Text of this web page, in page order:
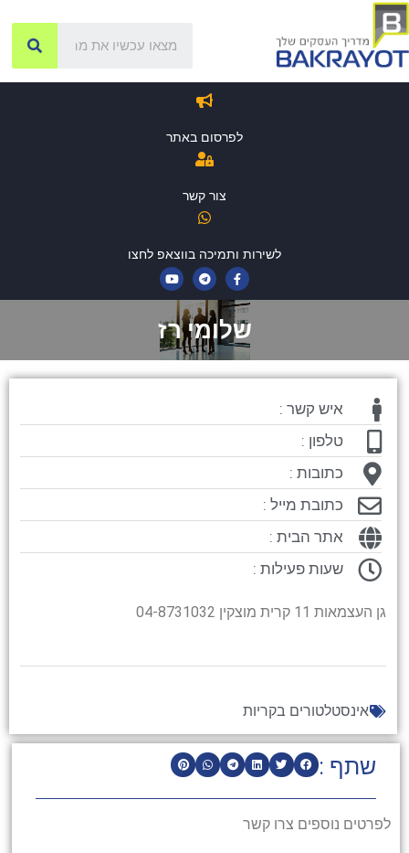
לפרסום באתר
צור קשר
לשירות ותמיכה בווצאפ לחצו
שלומי רז
שתף :
לפרטים נוספים צרו קשר
איש קשר :
טלפון :
כתובות :
כתובת מייל :
אתר הבית :
שעות פעילות :
גן העצמאות 11 קרית מוצקין 04-8731032
אינסטלטורים בקריות